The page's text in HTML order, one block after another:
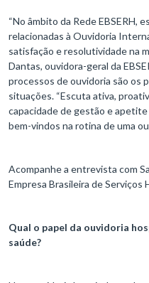
“No âmbito da Rede EBSERH,
relacionadas à Ouvidoria
satisfação e resolutividade na
Dantas, ouvidora-geral da
processos de ouvidoria são os
situações. “Escuta ativa,
capacidade de gestão e
bem-vindos na rotina de uma
Acompanhe a entrevista com
Empresa Brasileira de Serviços
Qual o papel da ouvidoria
saúde?